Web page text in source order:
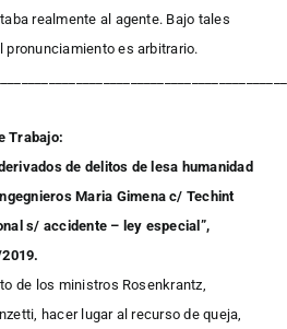
realmente al agente. Bajo tales
pronunciamiento es arbitrario.
Trabajo:
de delitos de lesa humanidad
Maria Gimena c/ Techint
s/ accidente – ley especial”,
de los ministros Rosenkrantz,
hacer lugar al recurso de queja,